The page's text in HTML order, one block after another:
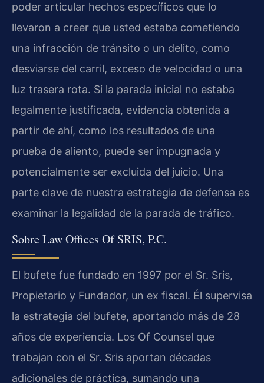
poder articular hechos específicos que lo
llevaron a creer que usted estaba cometiendo
una infracción de tránsito o un delito, como
desviarse del carril, exceso de velocidad o una
luz trasera rota. Si la parada inicial no estaba
legalmente justificada, evidencia obtenida a
partir de ahí, como los resultados de una
prueba de aliento, puede ser impugnada y
potencialmente ser excluida del juicio. Una
parte clave de nuestra estrategia de defensa es
examinar la legalidad de la parada de tráfico.
Sobre Law Offices Of SRIS, P.C.
El bufete fue fundado en 1997 por el Sr. Sris,
Propietario y Fundador, un ex fiscal. Él supervisa
la estrategia del bufete, aportando más de 28
años de experiencia. Los Of Counsel que
trabajan con el Sr. Sris aportan décadas
adicionales de práctica, sumando una